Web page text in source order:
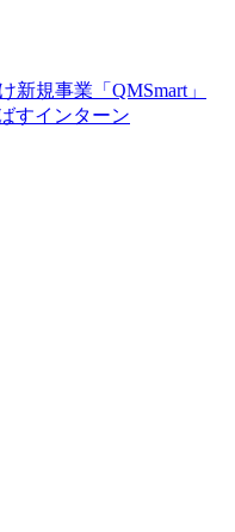
新規事業「QMSmart」
すインターン